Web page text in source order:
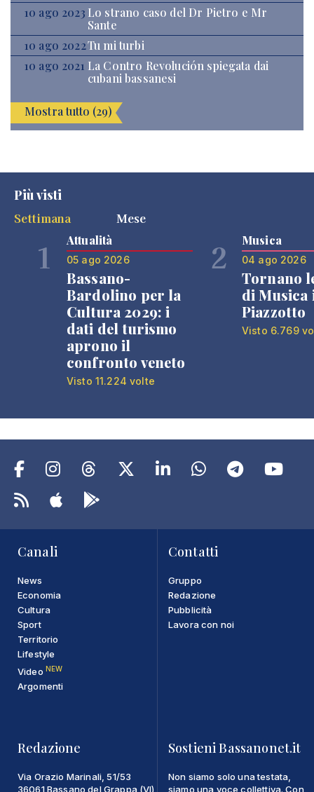
10 ago 2023 Lo strano caso del Dr Pietro e Mr
Sante
10 ago 2022Tu mi turbi
10 ago 2021 La Contro Revolución spiegata dai
cubani bassanesi
Mostra tutto (29)
Più visti
Settimana
Mese
1 Attualità
05 ago 2026
Bassano-
Bardolino per la
Cultura 2029: i
dati del turismo
aprono il
confronto veneto
Visto 11.224 volte
2 Musica
04 ago 2026
Tornano
di Musica
Piazzotto
Visto 6.769
Canali
News
Economia
Cultura
Sport
Territorio
Lifestyle
Video NEW
Argomenti
Contatti
Gruppo
Redazione
Pubblicità
Lavora con noi
Redazione
Via Orazio Marinali, 51/53
36061 Bassano del Grappa (VI)
Sostieni Bassanonet.it
Non siamo solo una testata,
siamo una voce collettiva. Con